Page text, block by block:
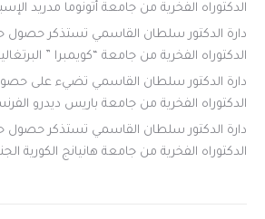
الدكتوراه الفخرية من جامعة أتونوما مدريد
دارة الدكتور سلطان القاسمي تستذكر حصول
الدكتوراه الفخرية من جامعة “كويمبرا ”
دارة الدكتور سلطان القاسمي تضيء على
الدكتوراه الفخرية من جامعة باريس ديدرو
دارة الدكتور سلطان القاسمي تستذكر حصول
الدكتوراه الفخرية من جامعة هانيانج الكورية